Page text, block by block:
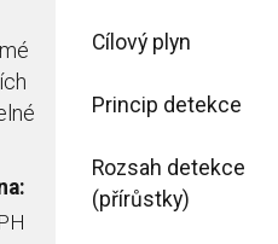
Cílový plyn
Princip detekce
Rozsah detekce
(přírůstky)